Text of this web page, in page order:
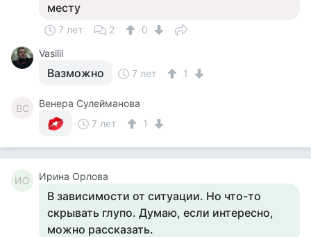
месту
7 лет 2
0
Vasilii
Вазможно 7 лет 1
ВС
Венера Сулейманова
7 лет
1
ИО Ирина Орлова
В зависимости от ситуации. Но что-то
скрывать глупо. Думаю, если интересно,
можно рассказать.